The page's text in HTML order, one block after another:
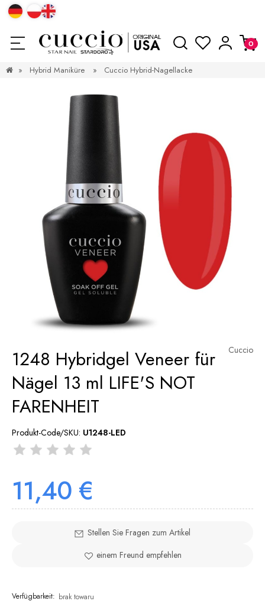
» Hybrid Maniküre » Cuccio Hybrid-Nagellacke
Cuccio
1248 Hybridgel Veneer für
Nägel 13 ml LIFE'S NOT
FARENHEIT
Produkt-Code/SKU: U1248-LED
11,40 €
Stellen Sie Fragen zum Artikel
einem Freund empfehlen
Verfügbarkeit: brak towaru